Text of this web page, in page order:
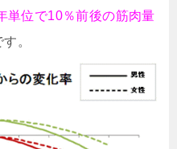
単位で10％前後の筋肉量
。